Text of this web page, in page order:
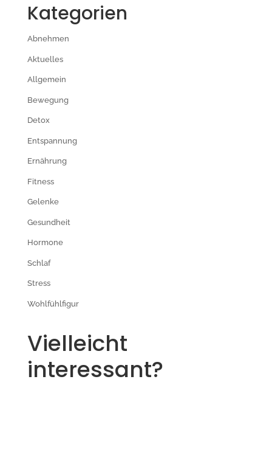
Kategorien
Abnehmen
Aktuelles
Allgemein
Bewegung
Detox
Entspannung
Ernährung
Fitness
Gelenke
Gesundheit
Hormone
Schlaf
Stress
Wohlfühlfigur
Vielleicht
interessant?